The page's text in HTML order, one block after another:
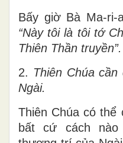
Bấy giờ Bà Ma-ri-
“Này tôi là tôi tớ
Thiên Thần truyền”.
2. Thiên Chúa
Ngài.
Thiên Chúa có
bất cứ cách nào